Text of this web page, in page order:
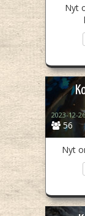
Nyt
56
2023-12-26
Nyt